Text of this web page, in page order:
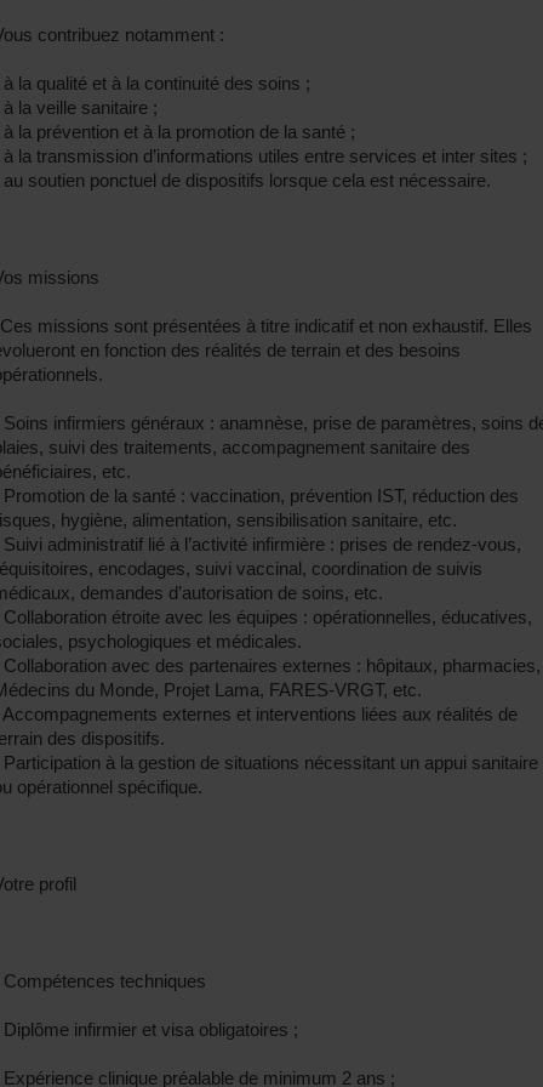
contribuez notamment :
à la qualité et à la continuité des soins ;
à la veille sanitaire ;
à la prévention et à la promotion de la santé ;
à la transmission d’informations utiles entre services et inter sites ;
au soutien ponctuel de dispositifs lorsque cela est nécessaire.
missions
missions sont présentées à titre indicatif et non exhaustif. Elles
en fonction des réalités de terrain et des besoins
Soins infirmiers généraux : anamnèse, prise de paramètres, soins
suivi des traitements, accompagnement sanitaire des
etc.
Promotion de la santé : vaccination, prévention IST, réduction des
hygiène, alimentation, sensibilisation sanitaire, etc.
Suivi administratif lié à l’activité infirmière : prises de rendez-vous,
encodages, suivi vaccinal, coordination de suivis
demandes d’autorisation de soins, etc.
Collaboration étroite avec les équipes : opérationnelles, éducatives,
psychologiques et médicales.
Collaboration avec des partenaires externes : hôpitaux, pharmacies,
du Monde, Projet Lama, FARES-VRGT, etc.
Accompagnements externes et interventions liées aux réalités de
des dispositifs.
Participation à la gestion de situations nécessitant un appui sanitaire
opérationnel spécifique.
profil
Compétences techniques
Diplôme infirmier et visa obligatoires ;
Expérience clinique préalable de minimum 2 ans ;